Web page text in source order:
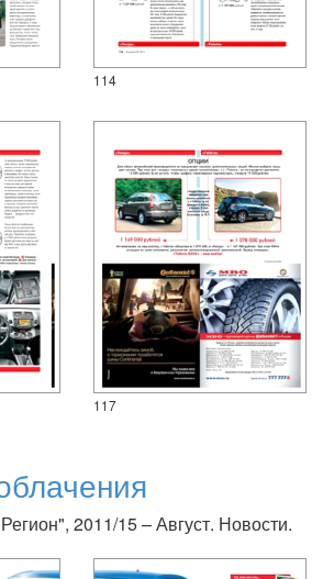
114
117
2011/15 – Август. Новости.